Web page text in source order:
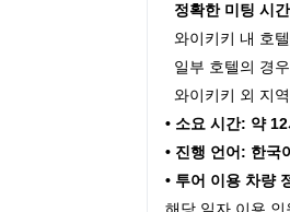
정확한 미팅 시
와이키키 내 호
일부 호텔의 경
와이키키 외 지
• 소요 시간: 약
• 진행 언어: 한국
• 투어 이용 차량